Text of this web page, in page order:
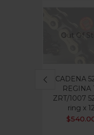
Out Of
CADENA
REGINA
ZRT/1007
ring x
$